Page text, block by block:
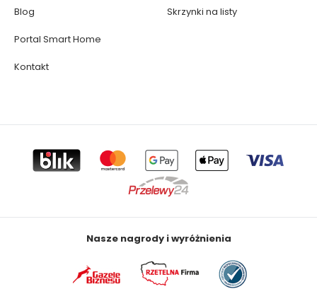
Blog
Portal Smart Home
Kontakt
Skrzynki na listy
Nasze nagrody i wyróżnienia